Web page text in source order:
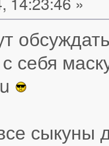
с себя
сыкуны